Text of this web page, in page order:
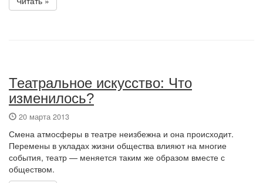
Театральное искусство: Что
изменилось?
20 марта 2013
Смена атмосферы в театре неизбежна и она происходит.
Перемены в укладах жизни общества влияют на многие
события, театр — меняется таким же образом вместе с
обществом.